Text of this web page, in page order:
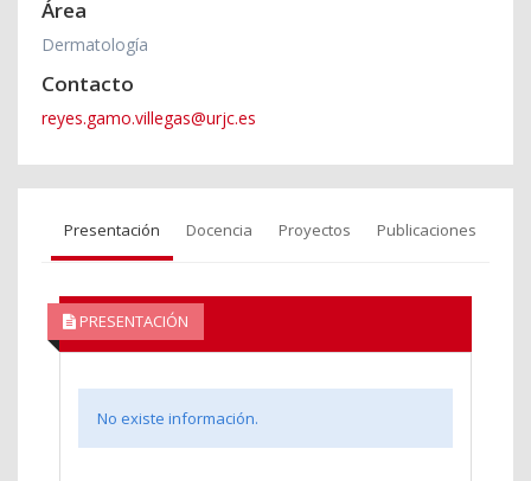
Área
Dermatología
Contacto
reyes.gamo.villegas@urjc.es
Presentación Docencia Proyectos Publicaciones
PRESENTACIÓN
No existe información.